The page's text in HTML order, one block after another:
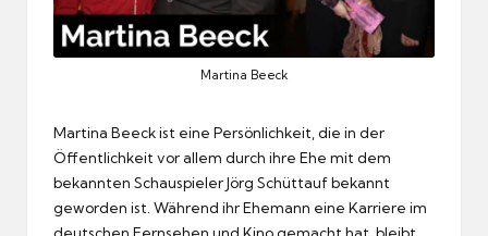
Martina Beeck
Martina Beeck ist eine Persönlichkeit, die in der
Öffentlichkeit vor allem durch ihre Ehe mit dem
bekannten Schauspieler Jörg Schüttauf bekannt
geworden ist. Während ihr Ehemann eine Karriere im
deutschen Fernsehen und Kino gemacht hat, bleibt